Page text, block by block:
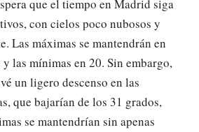
que el tiempo en Madrid siga
con cielos poco nubosos y
Las máximas se mantendrán en
las mínimas en 20. Sin embargo,
un ligero descenso en las
que bajarían de los 31 grados,
se mantendrían sin apenas